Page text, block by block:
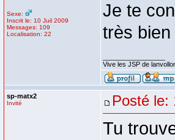
Sexe:
Inscrit le: 10 Juil 2009
Messages: 109
Localisation: 22
Je te
très bien
Vive les JSP de
sp-matx2
Invité Posté le:
Tu